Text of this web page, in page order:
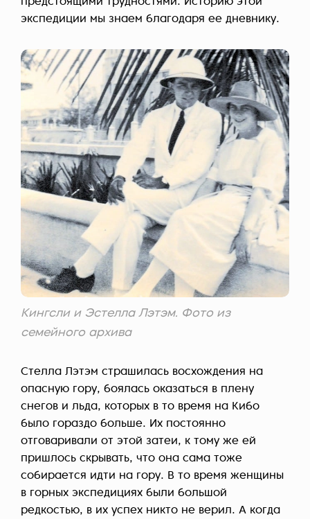
экспедиции мы знаем благодаря ее дневнику.
Кингсли и Эстелла Лэтэм. Фото из
семейного архива
Стелла Лэтэм страшилась восхождения на
опасную гору, боялась оказаться в плену
снегов и льда, которых в то время на Кибо
было гораздо больше. Их постоянно
отговаривали от этой затеи, к тому же ей
пришлось скрывать, что она сама тоже
собирается идти на гору. В то время женщины
в горных экспедициях были большой
редкостью, в их успех никто не верил. А когда